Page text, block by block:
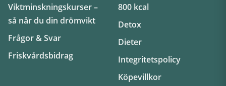
Viktminskningskurser –
så når du din drömvikt
Frågor & Svar
Friskvårdsbidrag
800 kcal
Detox
Dieter
Integritetspolicy
Köpevillkor